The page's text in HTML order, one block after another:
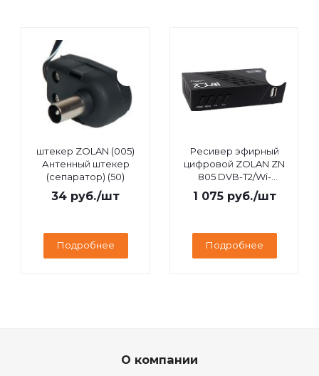
штекер ZOLAN (005)
Антенный штекер
(сепаратор) (50)
34 руб./шт
Подробнее
Ресивер эфирный
цифровой ZOLAN ZN
805 DVB-T2/Wi-
Fi/IPTV/MEGOGO/YouTube,
дисплей
1 075руб./шт
Подробнее
О компании